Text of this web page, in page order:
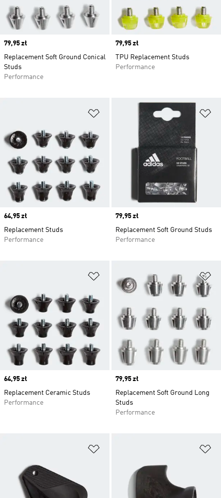
Price
79,95 zł
Replacement Soft Ground Conical
Studs
Performance
Price
79,95 zł
TPU Replacement Studs
Performance
Dodaj do listy życzeń
Price
64,95 zł
Replacement Studs
Performance
Price
79,95 zł
Replacement Soft Ground Studs
Performance
Dodaj do listy życzeń
Price
64,95 zł
Replacement Ceramic Studs
Performance
Price
79,95 zł
Replacement Soft Ground Long
Studs
Performance